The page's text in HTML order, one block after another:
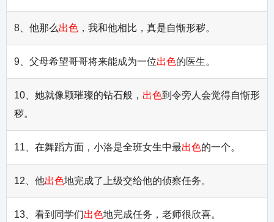
8、他那么出色 ，我和他相比，真是自惭形秽。
9、父母希望哥哥将来能成为一位出色的医生。
10、她就像颗璀璨的钻石般， 出色到令旁人会觉得自惭形
秽。
11、在舞蹈方面，小洛是全班女生中最出色的一个。
12、他出色地完成了上级交给他的侦察任务。
13、看到同学们出色地完成任务，老师很欣喜。